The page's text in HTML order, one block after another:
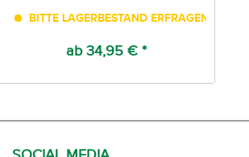
BITTE LAGERBESTAND ERFRAGEN!
ab 34,95 € *